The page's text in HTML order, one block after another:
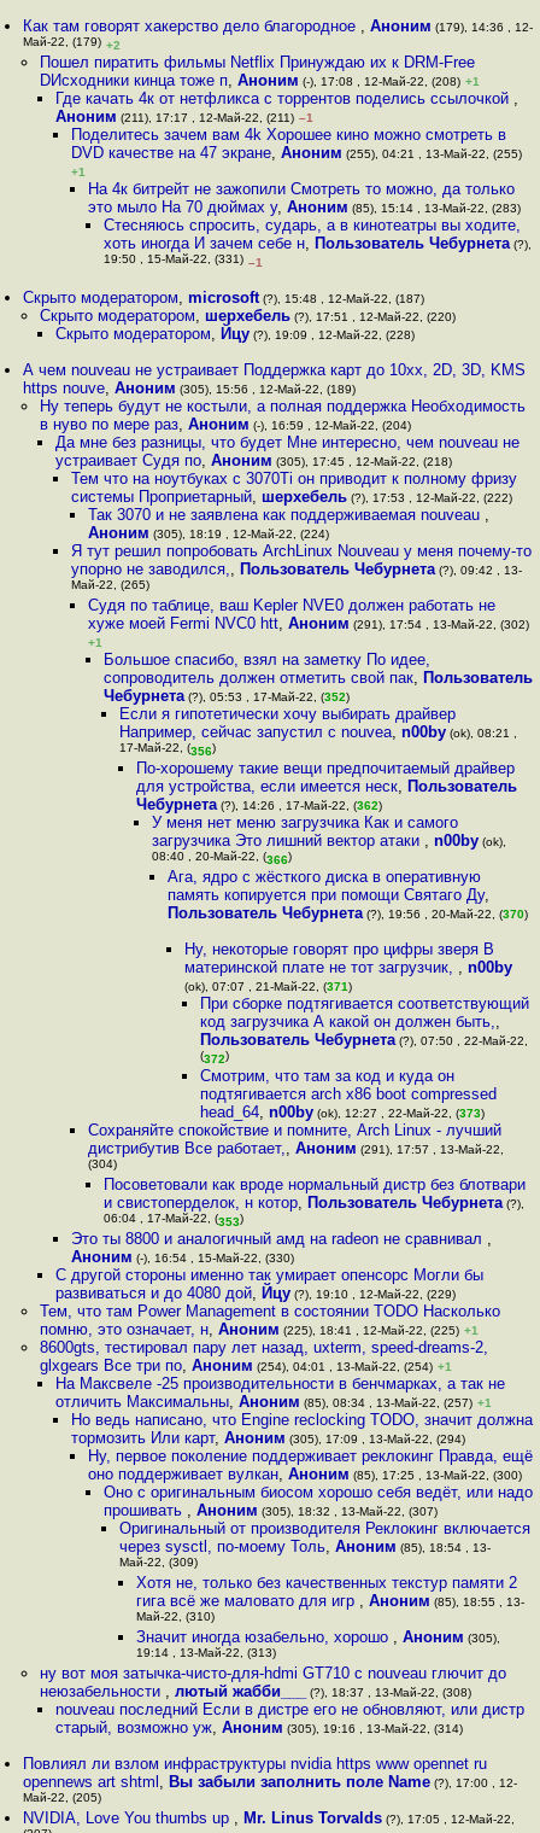
Как там говорят хакерство дело благородное ,Аноним (179), 14:36 , 12-
Май-22, (179) +2
Пошел пиратить фильмы Netflix Принуждаю их к DRM-Free
DИсходники кинца тоже п, Аноним (-), 17:08 , 12-Май-22, (208) +1
Где качать 4к от нетфликса с торрентов поделись ссылочкой ,
Аноним (211), 17:17 , 12-Май-22, (211) –1
Поделитесь зачем вам 4k Хорошее кино можно смотреть в
DVD качестве на 47 экране,Аноним (255), 04:21 , 13-Май-22, (255)
+1
На 4к битрейт не зажопили Смотреть то можно, да только
это мыло На 70 дюймах у, Аноним (85), 15:14 , 13-Май-22, (283)
Стесняюсь спросить, сударь, а в кинотеатры вы ходите,
хоть иногда И зачем себе н, Пользователь Чебурнета(?),
19:50 , 15-Май-22, (331) –1
Скрыто модератором,microsoft (?), 15:48 , 12-Май-22, (187)
Скрыто модератором, шерхебель(?), 17:51 , 12-Май-22, (220)
Скрыто модератором, Йцу(?), 19:09 , 12-Май-22, (228)
А чем nouveau не устраивает Поддержка карт до 10xx, 2D, 3D, KMS
https nouve,Аноним (305), 15:56 , 12-Май-22, (189)
Ну теперь будут не костыли, а полная поддержка Необходимость
в нуво по мере раз, Аноним (-), 16:59 , 12-Май-22, (204)
Да мне без разницы, что будет Мне интересно, чем nouveau не
устраивает Судя по, Аноним (305), 17:45 , 12-Май-22, (218)
Тем что на ноутбуках с 3070Ti он приводит к полному фризу
системы Проприетарный, шерхебель (?), 17:53 , 12-Май-22, (222)
Так 3070 и не заявлена как поддерживаемая nouveau ,
Аноним (305), 18:19 , 12-Май-22, (224)
Я тут решил попробовать ArchLinux Nouveau у меня почему-то
упорно не заводился,, Пользователь Чебурнета (?), 09:42 , 13-
Май-22, (265)
Судя по таблице, ваш Kepler NVE0 должен работать не
хуже моей Fermi NVC0 htt, Аноним (291), 17:54 , 13-Май-22, (302)
+1
Большое спасибо, взял на заметку По идее,
сопроводитель должен отметить свой пак, Пользователь
Чебурнета(?), 05:53 , 17-Май-22, (352)
Если я гипотетически хочу выбирать драйвер
Например, сейчас запустил с nouvea,n00by (ok), 08:21 ,
17-Май-22, (356)
По-хорошему такие вещи предпочитаемый драйвер
для устройства, если имеется неск, Пользователь
Чебурнета(?), 14:26 , 17-Май-22, (362)
У меня нет меню загрузчика Как и самого
загрузчика Это лишний вектор атаки , n00by(ok),
08:40 , 20-Май-22, (366)
Ага, ядро с жёсткого диска в оперативную
память копируется при помощи Святаго Ду,
Пользователь Чебурнета (?), 19:56 , 20-Май-22, (370)
Ну, некоторые говорят про цифры зверя В
материнской плате не тот загрузчик, , n00by
(ok), 07:07 , 21-Май-22, (371)
При сборке подтягивается соответствующий
код загрузчика А какой он должен быть,,
Пользователь Чебурнета(?), 07:50 , 22-Май-22,
(372)
Смотрим, что там за код и куда он
подтягивается arch x86 boot compressed
head_64, n00by(ok), 12:27 , 22-Май-22, (373)
Сохраняйте спокойствие и помните, Arch Linux - лучший
дистрибутив Все работает,, Аноним (291), 17:57 , 13-Май-22,
(304)
Посоветовали как вроде нормальный дистр без блотвари
и свистоперделок, н котор, Пользователь Чебурнета(?),
06:04 , 17-Май-22, (353)
Это ты 8800 и аналогичный амд на radeon не сравнивал ,
Аноним (-), 16:54 , 15-Май-22, (330)
С другой стороны именно так умирает опенсорс Могли бы
развиваться и до 4080 дой, Йцу(?), 19:10 , 12-Май-22, (229)
Тем, что там Power Management в состоянии TODO Насколько
помню, это означает, н, Аноним (225), 18:41 , 12-Май-22, (225) +1
8600gts, тестировал пару лет назад, uxterm, speed-dreams-2,
glxgears Все три по, Аноним (254), 04:01 , 13-Май-22, (254) +1
На Максвеле -25 производительности в бенчмарках, а так не
отличить Максимальны, Аноним (85), 08:34 , 13-Май-22, (257) +1
Но ведь написано, что Engine reclocking TODO, значит должна
тормозить Или карт,Аноним (305), 17:09 , 13-Май-22, (294)
Ну, первое поколение поддерживает реклокинг Правда, ещё
оно поддерживает вулкан, Аноним (85), 17:25 , 13-Май-22, (300)
Оно с оригинальным биосом хорошо себя ведёт, или надо
прошивать , Аноним (305), 18:32 , 13-Май-22, (307)
Оригинальный от производителя Реклокинг включается
через sysctl, по-моему Толь,Аноним (85), 18:54 , 13-
Май-22, (309)
Хотя не, только без качественных текстур памяти 2
гига всё же маловато для игр , Аноним (85), 18:55 , 13-
Май-22, (310)
Значит иногда юзабельно, хорошо , Аноним (305),
19:14 , 13-Май-22, (313)
ну вот моя затычка-чисто-для-hdmi GT710 с nouveau глючит до
неюзабельности , лютый жабби___ (?), 18:37 , 13-Май-22, (308)
nouveau последний Если в дистре его не обновляют, или дистр
старый, возможно уж, Аноним (305), 19:16 , 13-Май-22, (314)
Повлиял ли взлом инфраструктуры nvidia https www opennet ru
opennews art shtml , Вы забыли заполнить поле Name (?), 17:00 , 12-
Май-22, (205)
NVIDIA, Love You thumbs up , Mr. Linus Torvalds (?), 17:05 , 12-Май-22,